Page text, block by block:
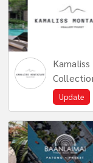
Update